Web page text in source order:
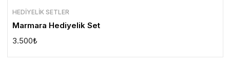
HEDIYELIK SETLER
Marmara Hediyelik Set
3.500₺